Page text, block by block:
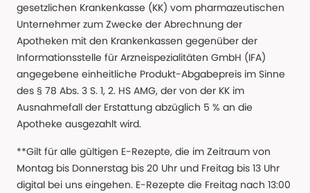
gesetzlichen Krankenkasse (KK) vom pharmazeutischen
Unternehmer zum Zwecke der Abrechnung der
Apotheken mit den Krankenkassen gegenüber der
Informationsstelle für Arzneispezialitäten GmbH (IFA)
angegebene einheitliche Produkt-Abgabepreis im Sinne
des § 78 Abs. 3 S. 1, 2. HS AMG, der von der KK im
Ausnahmefall der Erstattung abzüglich 5 % an die
Apotheke ausgezahlt wird.
**Gilt für alle gültigen E-Rezepte, die im Zeitraum von
Montag bis Donnerstag bis 20 Uhr und Freitag bis 13 Uhr
digital bei uns eingehen. E-Rezepte die Freitag nach 13:00